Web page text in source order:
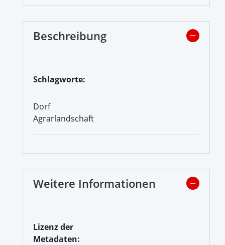
Beschreibung
Schlagworte:
Dorf
Agrarlandschaft
Weitere Informationen
Lizenz der
Metadaten: